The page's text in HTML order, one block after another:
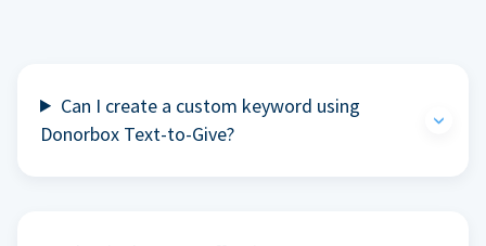
Can I create a custom keyword using
Donorbox Text-to-Give?